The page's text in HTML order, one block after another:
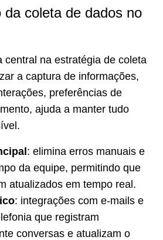
da coleta de dados no
central na estratégia de coleta
a captura de informações,
preferências de
ajuda a manter tudo
: elimina erros manuais e
da equipe, permitindo que
atualizados em tempo real.
: integrações com e-mails e
que registram
conversas e atualizam o